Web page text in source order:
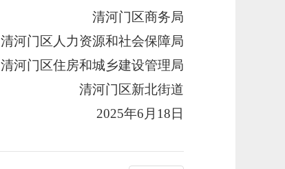
清河门区商务局
清河门区人力资源和社会保障局
清河门区住房和城乡建设管理局
清河门区新北街道
2025年6月18 日